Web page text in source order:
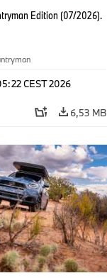
Edition (07/2026).
CEST 2026
6,53 MB